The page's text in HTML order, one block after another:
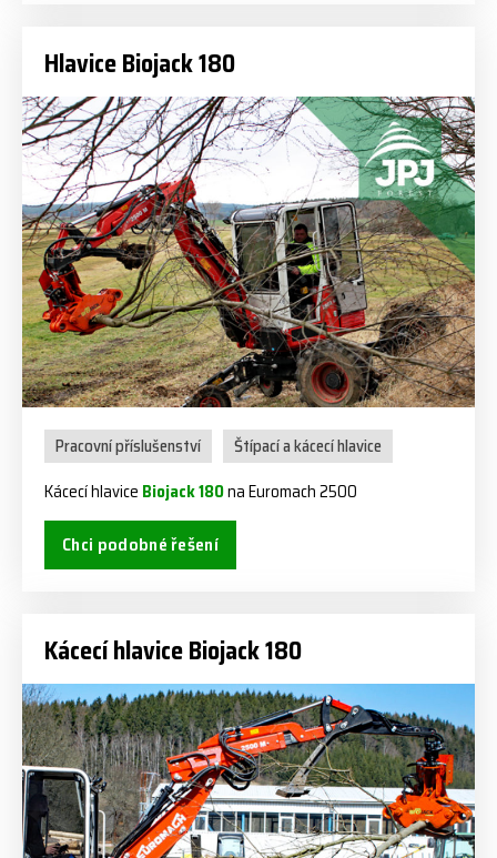
Hlavice Biojack 180
Pracovní příslušenství
Štípací a kácecí hlavice
Kácecí hlavice Biojack 180na Euromach 2500
Chci podobné řešení
Kácecí hlavice Biojack 180